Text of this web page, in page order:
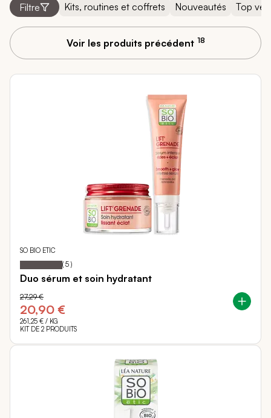
Filtre Kits, routines et coffrets Nouveautés Top
Voir les produits précédent 18
SO BIO ETIC
Notation: 100
% of
( 5 )
Duo sérum et soin hydratant
20,90 €
27,29 €
261,25 € / KG
KIT DE 2 PRODUITS